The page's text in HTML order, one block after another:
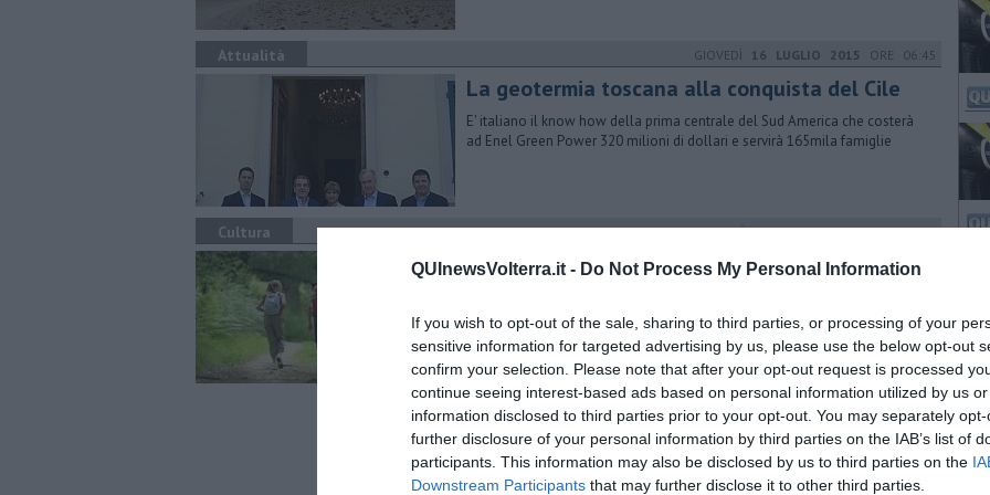
QUInewsVolterra.it - Do Not Process My Personal Information
If you wish to opt-out of the sale, sharing to third parties, or processing of your
sensitive information for targeted advertising by us, please use the below opt-out
confirm your selection. Please note that after your opt-out request is processed
continue seeing interest-based ads based on personal information utilized by us
information disclosed to third parties prior to your opt-out. You may separately
further disclosure of your personal information by third parties on the IAB’s list of
participants. This information may also be disclosed by us to third parties on the
Downstream Participants that may further disclose it to other third parties.
Attualità GIOVEDÌ 16 LUGLIO 2015 ORE 06:45
La geotermia toscana alla conquista del Cile
E' italiano il know how della prima centrale del Sud America che costerà
ad Enel Green Power 320 milioni di dollari e servirà 165mila famiglie
Cultura GIOVEDÌ24 APRILE 2014ORE 10:05
Sassi Bianchi Trekking 2014
dall'Amministrazione Comunale di Castellina Marittima